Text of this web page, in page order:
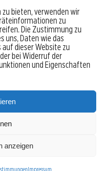
bieten, verwenden wir
zu
Die Zustimmung zu
uns, Daten wie das
dieser Website zu
bei Widerruf der
und Eigenschaften
anzeigen
Impressum